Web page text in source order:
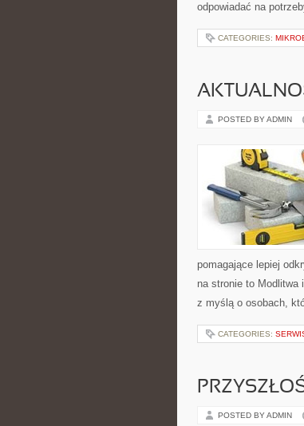
odpowiadać na
CATEGORIES:
POSTED BY ADMIN
pomagające lepiej
na stronie to Modlitwa
z myślą o osobach,
CATEGORIES:
POSTED BY ADMIN